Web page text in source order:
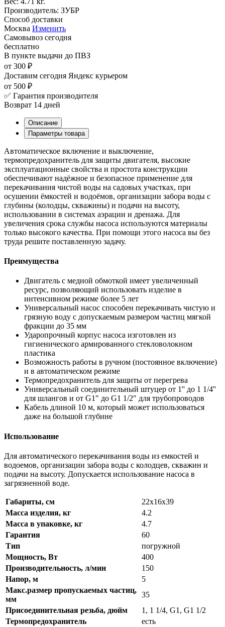
Производитель: ЗУБР
Способ доставки
Москва Изменить
Самовывоз сегодня
бесплатно
В пункте выдачи до ПВЗ
от 300 ₽
Доставим сегодня Яндекс курьером
от 500 ₽
✅ Гарантия производителя
Возврат 14 дней
Описание
Параметры товара
Автоматическое включение и выключение,
термопредохранитель для защиты двигателя, высокие
эксплуатационные свойства и простота конструкции
обеспечивают надёжное и безопасное применение для
перекачивания чистой воды на садовых участках, при
осушении ёмкостей и водоёмов, организации забора воды с
глубины (колодцы, скважины) и подачи на высоту,
использовании в системах аэрации и дренажа. Для
увеличения срока службы насоса используются материалы
только высокого качества. При помощи этого насоса вы без
труда решите поставленную задачу.
Преимущества
Двигатель с медной обмоткой имеет увеличенный
ресурс, позволяющий использовать изделие в
интенсивном режиме более 5 лет
Универсальный насос способен перекачивать чистую и
грязную воду с допускаемым размером частиц мягкой
фракции до 35 мм
Ударопрочный корпус насоса изготовлен из
гигиенического армированного стекловолокном
пластика
Возможность работы в ручном (постоянное включение)
и в автоматическом режиме
Термопредохранитель для защиты от перегрева
Универсальный соединительный штуцер от 1'' до 1 1/4''
для шлангов и от G1″ до G1 1/2″ для трубопроводов
Кабель длиной 10 м, который может использоваться
даже на большой глубине
Использование
Для автоматического перекачивания воды из емкостей и
водоемов, организации забора воды с колодцев, скважин и
подачи на высоту. Допускается использование насоса в
загрязненной воде.
Габариты, см
22х16х39
Масса изделия, кг
4.2
Масса в упаковке, кг
4.7
Гарантия
60
Тип
погружной
Мощность, Вт
400
Производительность, л/мин
150
Напор, м
5
Макс.размер пропускаемых частиц,
мм
35
Присоединительная резьба, дюйм
1, 1 1/4, G1, G1 1/2
Термопредохранитель
есть